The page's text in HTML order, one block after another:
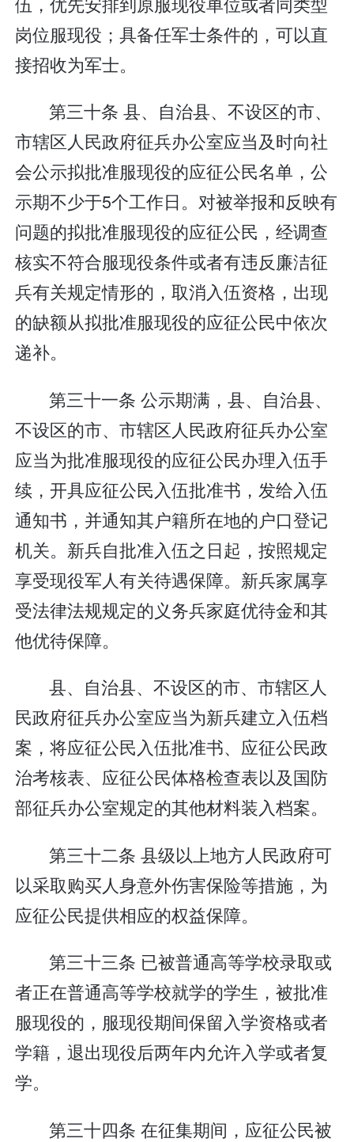
岗位服现役；具备任军士条件的，可以直
接招收为军士。
第三十条 县、自治县、不设区的市、
市辖区人民政府征兵办公室应当及时向社
会公示拟批准服现役的应征公民名单，公
示期不少于5个工作日。对被举报和反映有
问题的拟批准服现役的应征公民，经调查
核实不符合服现役条件或者有违反廉洁征
兵有关规定情形的，取消入伍资格，出现
的缺额从拟批准服现役的应征公民中依次
递补。
第三十一条 公示期满，县、自治县、
不设区的市、市辖区人民政府征兵办公室
应当为批准服现役的应征公民办理入伍手
续，开具应征公民入伍批准书，发给入伍
通知书，并通知其户籍所在地的户口登记
机关。新兵自批准入伍之日起，按照规定
享受现役军人有关待遇保障。新兵家属享
受法律法规规定的义务兵家庭优待金和其
他优待保障。
县、自治县、不设区的市、市辖区人
民政府征兵办公室应当为新兵建立入伍档
案，将应征公民入伍批准书、应征公民政
治考核表、应征公民体格检查表以及国防
部征兵办公室规定的其他材料装入档案。
第三十二条 县级以上地方人民政府可
以采取购买人身意外伤害保险等措施，为
应征公民提供相应的权益保障。
第三十三条 已被普通高等学校录取或
者正在普通高等学校就学的学生，被批准
服现役的，服现役期间保留入学资格或者
学籍，退出现役后两年内允许入学或者复
学。
第三十四条 在征集期间，应征公民被